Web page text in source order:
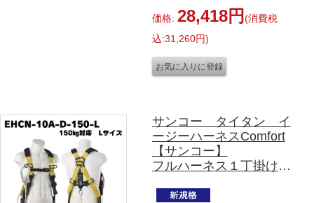
価格: 28,418円 (消費税
込:31,260円)
サンコー タイタン イ
ージーハーネスComfort
【サンコー】
フルハーネス１丁掛け
型